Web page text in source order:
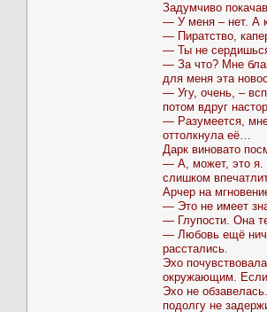
Задумчиво
— У меня – нет. А
— Пиратство,
— Ты не
— За что? Мне
для меня эта
— Угу, очень, –
потом вдруг
— Разумеется,
оттолкнула её…
Дарк виновато
— А, может, это я.
слишком
Арчер на
— Это не имеет
— Глупости. Она
— Любовь ещё
расстались.
Эхо
окружающим. Если
Эхо не
подолгу не